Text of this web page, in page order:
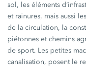
sol, les éléments
et rainures, mais aussi
de la circulation, la
piétonnes et chemins
de sport. Les petites
canalisation, posent le